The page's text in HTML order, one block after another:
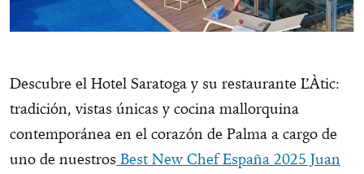
Descubre el Hotel Saratoga y su restaurante L’Àtic:
tradición, vistas únicas y cocina mallorquina
contemporánea en el corazón de Palma a cargo de
uno de nuestros Best New Chef España 2025 Juan